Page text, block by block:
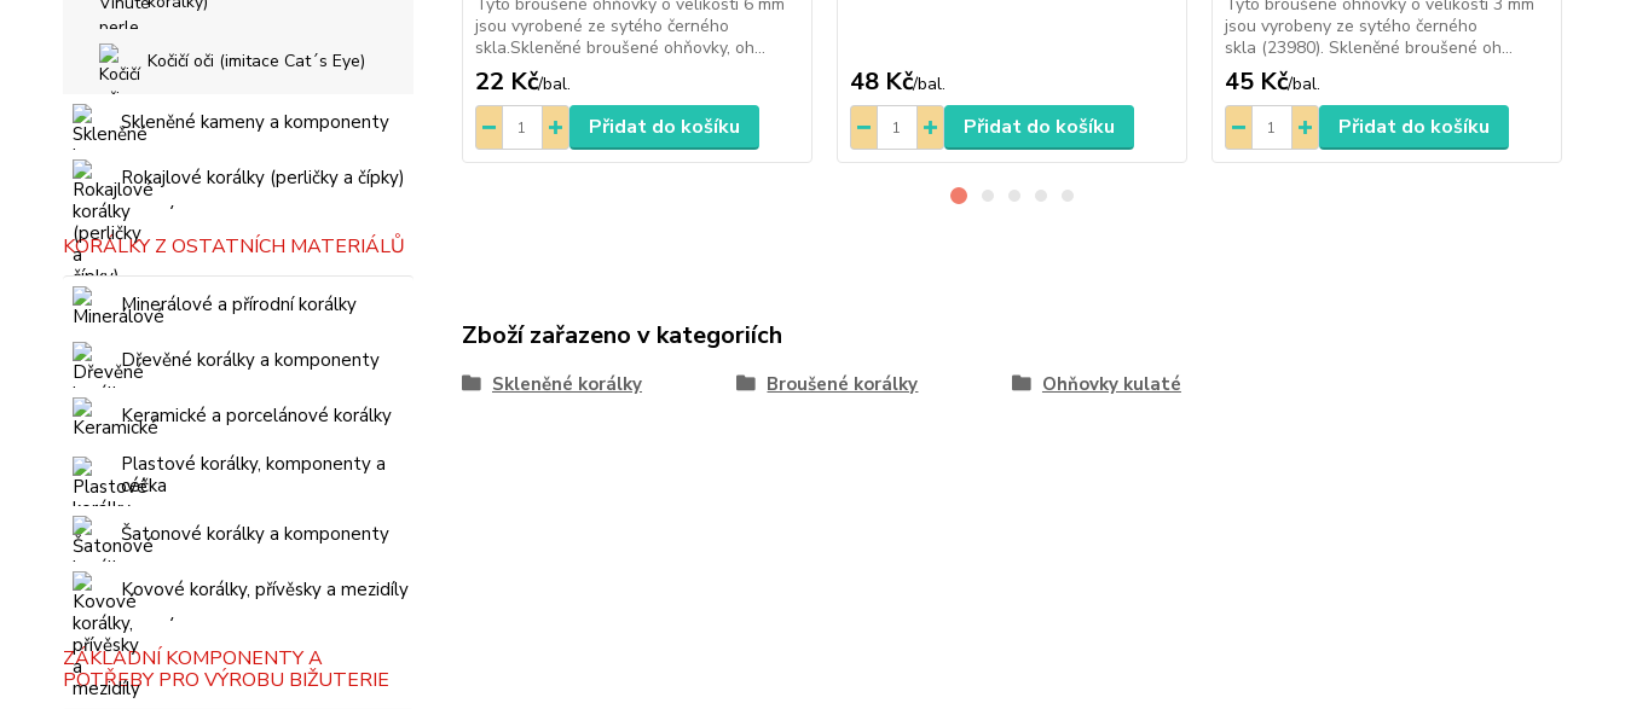
Kočičí oči (imitace Cat´s Eye)
Skleněné kameny a komponenty
Rokajlové korálky (perličky a čípky)
KORÁLKY Z OSTATNÍCH MATERIÁLŮ
Minerálové a přírodní korálky
Dřevěné korálky a komponenty
Keramické a porcelánové korálky
Plastové korálky, komponenty a
céčka
Šatonové korálky a komponenty
Kovové korálky, přívěsky a mezidíly
ZÁKLADNÍ KOMPONENTY A
POTŘEBY PRO VÝROBU BIŽUTERIE
jsou vyrobené ze sytého černého
skla.Skleněné broušené ohňovky, oh...
22 Kč/bal.
Přidat do košíku
48 Kč/bal.
Přidat do košíku
jsou vyrobeny ze sytého černého
skla (23980). Skleněné broušené oh...
45 Kč/bal.
Přidat do košíku
Zboží zařazeno v kategoriích
Skleněné korálky Broušené korálky Ohňovky kulaté